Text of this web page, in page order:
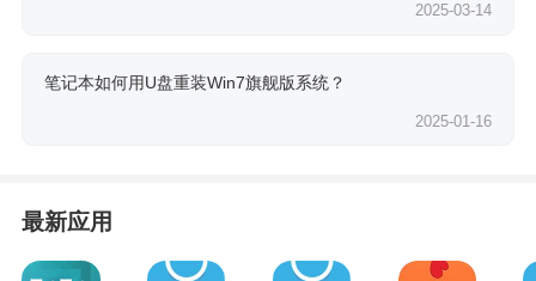
2025-03-14
笔记本如何用U盘重装Win7旗舰版系统？
2025-01-16
最新应用